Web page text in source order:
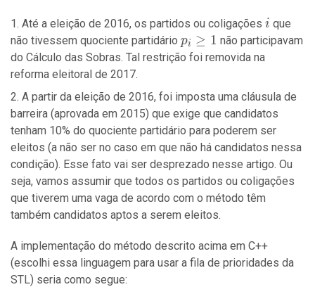
Até a eleição de 2016, os partidos ou coligações i
i que
não tivessem quociente partidário p_i
\geq
pi ≥ 1 não participavam
do Cálculo das Sobras. Tal restrição foi removida na
reforma eleitoral de 2017.
A partir da eleição de 2016, foi imposta uma cláusula de
barreira (aprovada em 2015) que exige que candidatos
tenham 10% do quociente partidário para poderem ser
eleitos (a não ser no caso em que não há candidatos nessa
condição). Esse fato vai ser desprezado nesse artigo. Ou
seja, vamos assumir que todos os partidos ou coligações
que tiverem uma vaga de acordo com o método têm
também candidatos aptos a serem eleitos.
A implementação do método descrito acima em C++
(escolhi essa linguagem para usar a fila de prioridades da
STL) seria como segue: